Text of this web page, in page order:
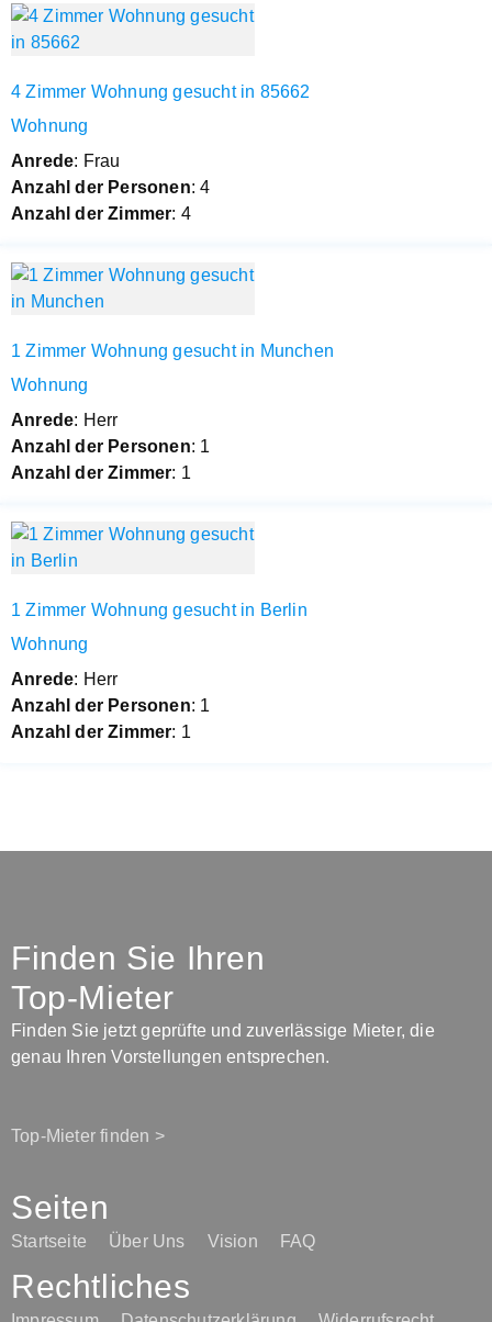
4 Zimmer Wohnung gesucht in 85662
Wohnung
Anrede: Frau
Anzahl der Personen: 4
Anzahl der Zimmer: 4
1 Zimmer Wohnung gesucht in Munchen
Wohnung
Anrede: Herr
Anzahl der Personen: 1
Anzahl der Zimmer: 1
1 Zimmer Wohnung gesucht in Berlin
Wohnung
Anrede: Herr
Anzahl der Personen: 1
Anzahl der Zimmer: 1
Finden Sie Ihren
Top-Mieter
Finden Sie jetzt geprüfte und zuverlässige Mieter, die
genau Ihren Vorstellungen entsprechen.
Top-Mieter finden >
Seiten
Startseite Über Uns Vision FAQ
Rechtliches